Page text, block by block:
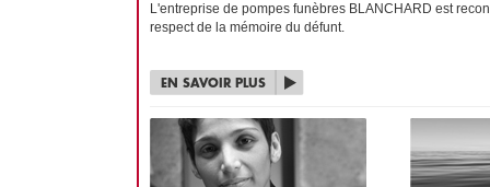
L'entreprise de pompes funèbres BLANCHARD est
respect de la mémoire du défunt.
EN SAVOIR PLUS